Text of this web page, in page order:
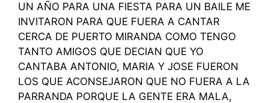
UN AÑO PARA UNA FIESTA PARA UN BAILE ME
INVITARON PARA QUE FUERA A CANTAR
CERCA DE PUERTO MIRANDA COMO TENGO
TANTO AMIGOS QUE DECIAN QUE YO
CANTABA ANTONIO, MARIA Y JOSE FUERON
LOS QUE ACONSEJARON QUE NO FUERA A LA
PARRANDA PORQUE LA GENTE ERA MALA,